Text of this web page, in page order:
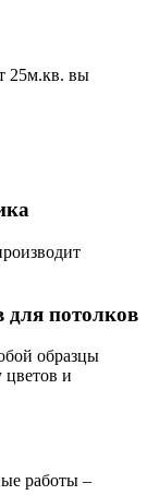
25м.кв. вы
потолков
образцы
цветов и
работы –